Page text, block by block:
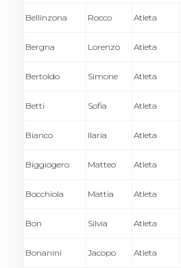
Bellinzona Rocco Atleta
Bergna Lorenzo Atleta
Bertoldo Simone Atleta
Betti Sofia Atleta
Bianco Ilaria Atleta
Biggiogero Matteo Atleta
Bocchiola Mattia Atleta
Bon Silvia Atleta
Bonanini Jacopo Atleta